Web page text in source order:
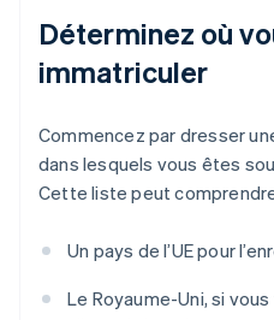
Déterminez où
immatriculer
Commencez par dresser
dans lesquels vous êtes
Cette liste peut
Un pays de l’UE pour
Le Royaume-Uni, si